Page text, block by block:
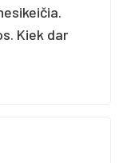
Kiek dar